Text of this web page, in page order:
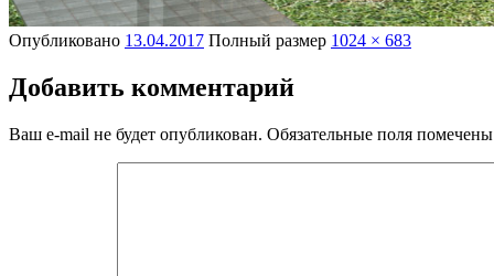
Опубликовано 13.04.2017 Полный размер 1024 × 683
Добавить комментарий
Ваш e-mail не будет опубликован. Обязательные поля